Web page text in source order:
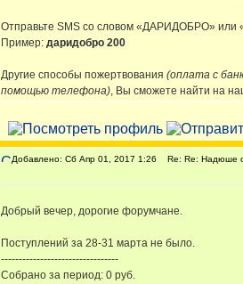
Отправьте SMS со словом «ДАРИДОБРО»
Пример: даридобро 200
Другие способы пожертвования (оплата с
помощью телефона), Вы сможете найти на
Добавлено: Сб Апр 01, 2017 1:26 Re: Re: Надюше
Добрый вечер, дорогие форумчане.
Поступлений за 28-31 марта не было.
---------------------------------
Собрано за период: 0 руб.